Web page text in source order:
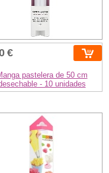
€
pastelera de 50 cm
- 10 unidades